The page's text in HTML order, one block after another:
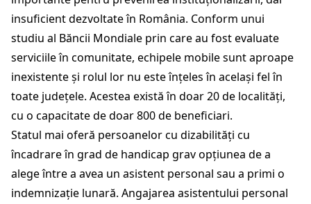
insuficient dezvoltate în România. Conform unui
studiu al Băncii Mondiale prin care au fost evaluate
serviciile în comunitate, echipele mobile sunt aproape
inexistente și rolul lor nu este înțeles în acelaşi fel în
toate județele. Acestea există în doar 20 de localități,
cu o capacitate de doar 800 de beneficiari.
Statul mai oferă persoanelor cu dizabilităţi cu
încadrare în grad de handicap grav opțiunea de a
alege între a avea un asistent personal sau a primi o
indemnizație lunară. Angajarea asistentului personal